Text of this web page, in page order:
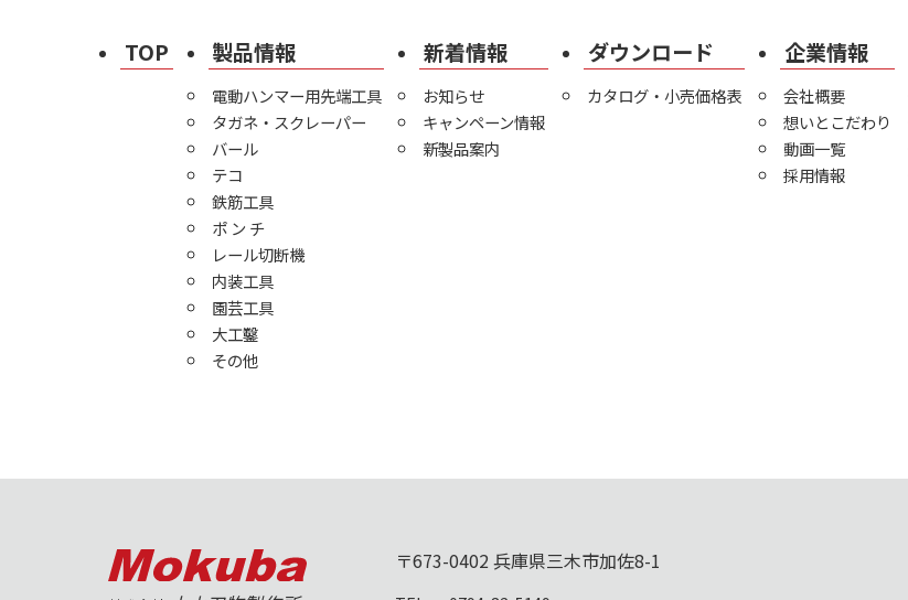
TOP 製品情報
電動ハンマー用先端工具
タガネ・スクレーパー
バール
テコ
鉄筋工具
ポ ン チ
レール切断機
内装工具
園芸工具
大工鑿
その他
新着情報
お知らせ
キャンペーン情報
新製品案内
ダウンロード
カタログ・小売価格表
企業情報
会社概要
想いとこだわり
動画一覧
採用情報
〒673-0402兵庫県三木市加佐8-1